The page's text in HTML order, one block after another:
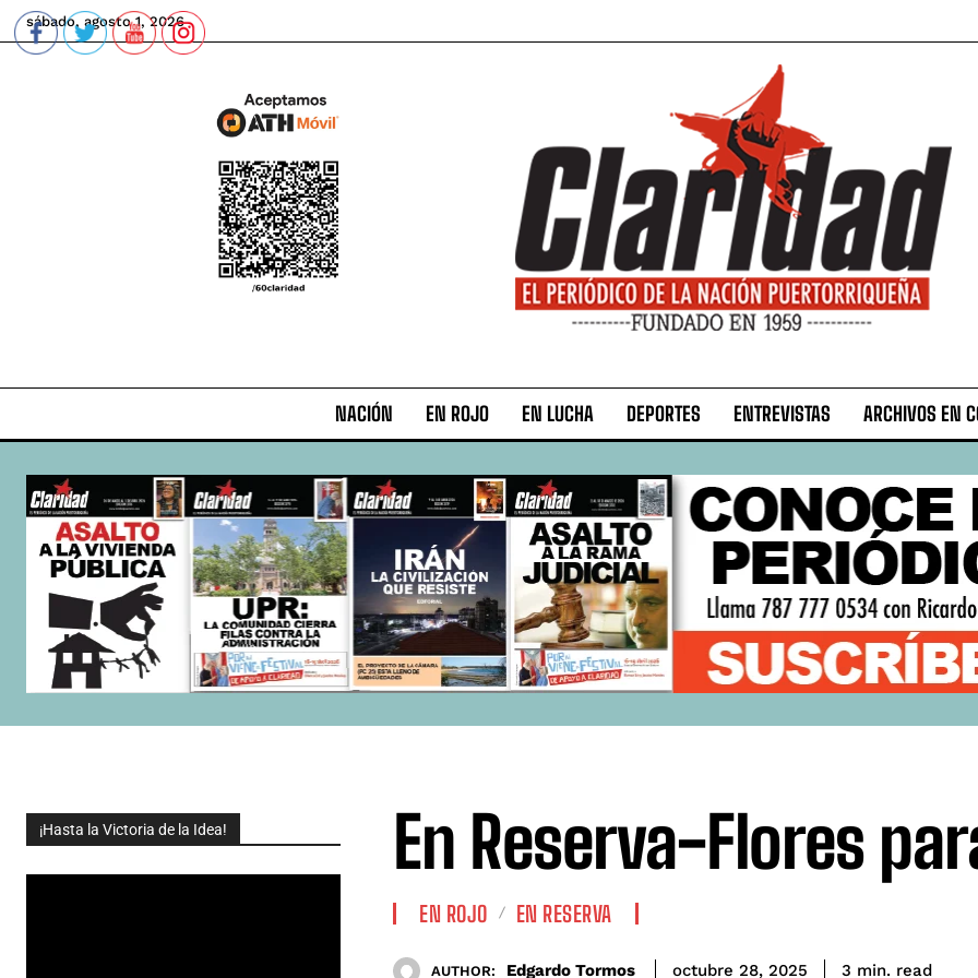
sábado, agosto 1, 2026
NACIÓN EN ROJO EN LUCHA DEPORTES ENTREVISTAS ARCHIVOS EN
¡Hasta la Victoria de la Idea! En Reserva-Flores
EN ROJO EN RESERVA
AUTHOR: Edgardo Tormos octubre 28, 2025 3 min. read